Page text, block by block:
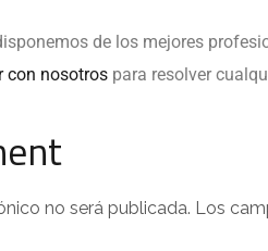
de los mejores
con nosotros para resolver
no será publicada. Los